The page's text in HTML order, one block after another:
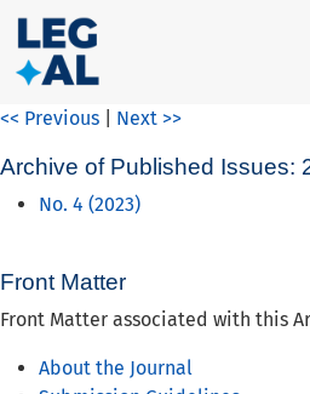
LOCKSS Publisher Manifest
<< Previous Next >>
Archive of Published Issues:
No. 4 (2023)
Front Matter
Front Matter associated with this
About the Journal